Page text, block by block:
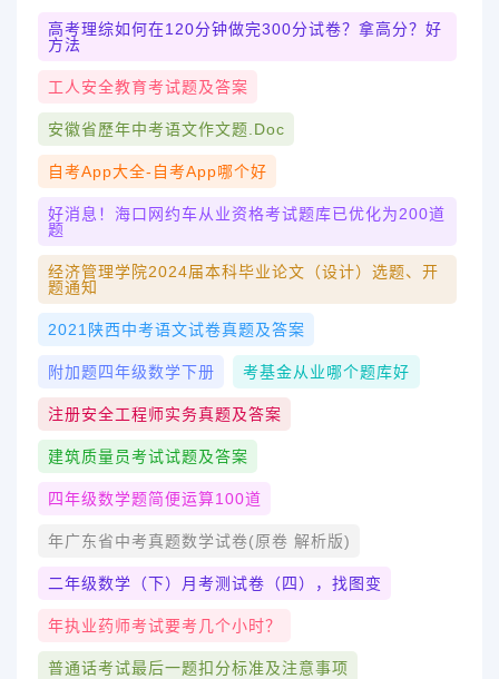
高考理综如何在120分钟做完300分试卷？拿高分？好
方法
工人安全教育考试题及答案
安徽省歷年中考语文作文题.doc
自考app大全-自考app哪个好
好消息！海口网约车从业资格考试题库已优化为200道
题
经济管理学院2024届本科毕业论文（设计）选题、开
题通知
2021陕西中考语文试卷真题及答案
附加题四年级数学下册 考基金从业哪个题库好
注册安全工程师实务真题及答案
建筑质量员考试试题及答案
四年级数学题简便运算100道
年广东省中考真题数学试卷(原卷 解析版)
二年级数学（下）月考测试卷（四），找图变
年执业药师考试要考几个小时？
普通话考试最后一题扣分标准及注意事项